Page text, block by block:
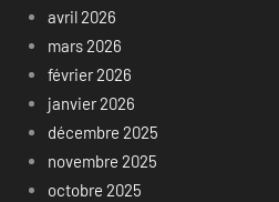
avril 2026
mars 2026
février 2026
janvier 2026
décembre 2025
novembre 2025
octobre 2025